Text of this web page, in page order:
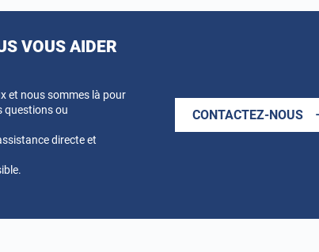
VOUS AIDER
et nous sommes là pour
questions ou
directe et
CONTACTEZ-NOUS